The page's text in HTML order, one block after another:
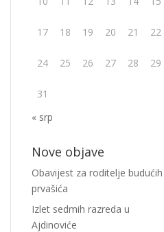
17 18 19 20 21 22
24 25 26 27 28 29
31
« srp
Nove objave
Obavijest za roditelje budućih
prvašića
Izlet sedmih razreda u
Ajdinoviće